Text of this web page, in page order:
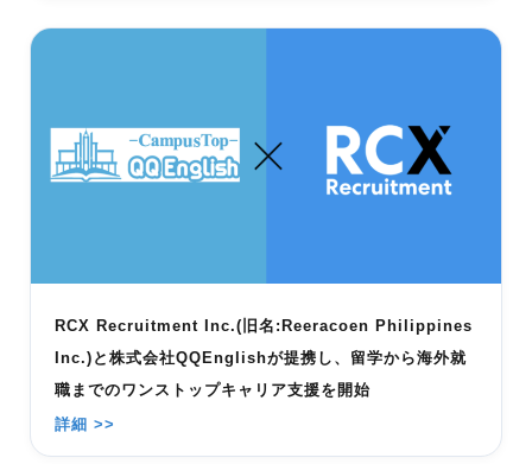
RCX Recruitment Inc.(旧名:Reeracoen Philippines
Inc.)と株式会社QQEnglishが提携し、留学から海外就
職までのワンストップキャリア支援を開始
詳細 >>